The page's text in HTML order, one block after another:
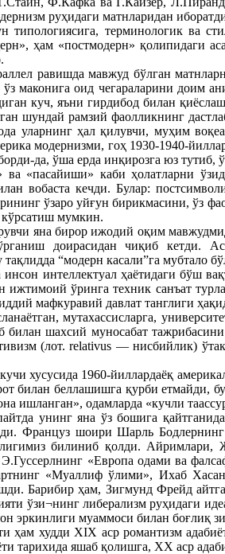
руҳидаги матнларидан
типологиясига, терминологик ва
ҳам «постмодерн» қолипидаги
равишда мавжуд бўлган
маконига оид чегараларини доим
куч, яъни гирдибод билан
шундай рамзий фаолликнинг
уларнинг ҳал қилувчи, муҳим
модернизми, гоҳ 1930-1940-
да, ўша ерда инқирозга юз тутиб,
«пасайиши» каби ҳолатларни
вобаста кечди. Булар:
ўзаро уйғун бирикмасини, ўз
кўрсатиш мумкин.
яна бирор ижодий оқим
доирасидан чиқиб
“модерн касали”га мубтало
интеллектуал ҳаётидаги бўш
ижтимоий ўринга техник санъат
мафкуравий давлат танглиги
мутахассисларга,
билан шахсий муносабат
(лот. relativus — нисбийлик)
хусусида 1960-йиллардаёқ
билан беллашишга қурби етмайди,
ишланган», одамларда «кучли
унинг яна ўз бошига
Француз шоири Шарль
билиниб қолди.
«Европа одами ва
«Муаллиф ўлими», Ихаб
Барибир ҳам, Зигмунд Фрейд
ўзи¬нинг либерализм руҳидаги
эркинлиги муаммоси билан боғлиқ
худди XIX аср романтизм
тарихида яшаб қолишга, XX аср